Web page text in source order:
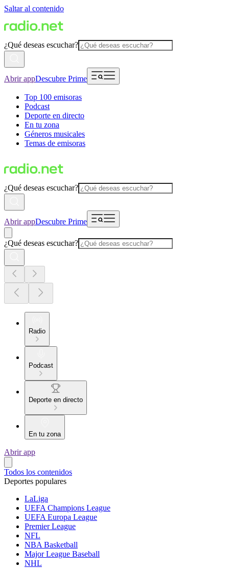
Saltar al contenido
¿Qué deseas escuchar?
Abrir appDescubre Prime
Top 100 emisoras
Podcast
Deporte en directo
En tu zona
Géneros musicales
Temas de emisoras
¿Qué deseas escuchar?
Abrir appDescubre Prime
¿Qué deseas escuchar?
Radio
Podcast
Deporte en directo
En tu zona
Abrir app
Todos los contenidos
Deportes populares
LaLiga
UEFA Champions League
UEFA Europa League
Premier League
NFL
NBA Basketball
Major League Baseball
NHL